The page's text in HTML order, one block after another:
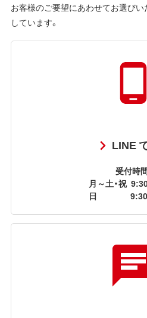
お客様のご要望にあわせてお選び
しています。
LINE
受付時
月～土・祝
日